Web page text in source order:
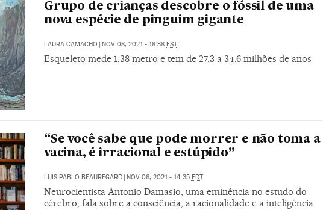
Grupo de crianças descobre o fóssil de uma
nova espécie de pinguim gigante
LAURA CAMACHO NOV 08, 2021 - 18:38 EST
Esqueleto mede 1,38 metro e tem de 27,3 a 34,6 milhões de anos
“Se você sabe que pode morrer e não toma a
vacina, é irracional e estúpido”
LUIS PABLO BEAUREGARD | NOV 06, 2021 - 14:35 EDT
Neurocientista Antonio Damasio, uma eminência no estudo do
cérebro, fala sobre a consciência, a racionalidade e a inteligência